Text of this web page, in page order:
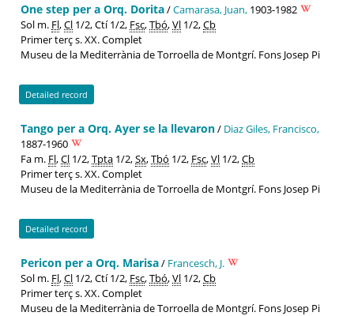
One step per a Orq. Dorita/Camarasa, Juan, 1903-1982
Sol m. Fl,Cl 1/2, Ctí 1/2, Fsc,Tbó,Vl 1/2,Cb
Primer terç s. XX. Complet
Museu de la Mediterrània de Torroella de Montgrí. Fons Josep Pi
Detailed record
Tango per a Orq. Ayer se la llevaron/ Diaz Giles, Francisco,
1887-1960
Fa m. Fl,Cl 1/2,Tpta 1/2,Sx,Tbó 1/2, Fsc,Vl 1/2,Cb
Primer terç s. XX. Complet
Museu de la Mediterrània de Torroella de Montgrí. Fons Josep Pi
Detailed record
Pericon per a Orq. Marisa/ Francesch, J.
Sol m. Fl,Cl 1/2, Ctí 1/2, Fsc,Tbó,Vl 1/2,Cb
Primer terç s. XX. Complet
Museu de la Mediterrània de Torroella de Montgrí. Fons Josep Pi